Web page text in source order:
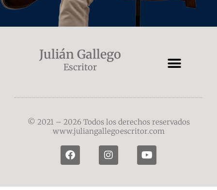
Julián Gallego
Escritor
© 2021 – 2026 Todos los derechos reservados
www.juliangallegoescritor.com